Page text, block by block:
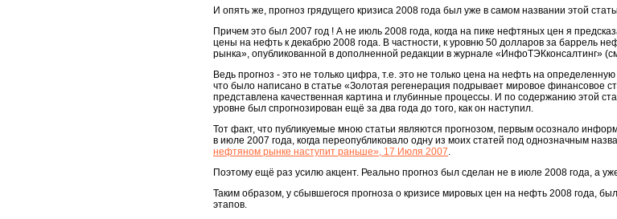
И опять же, прогноз грядущего кризиса 2008 года был уже в самом названии этой
Причем это был 2007 год ! А не июль 2008 года, когда на пике нефтяных цен я
цены на нефть к декабрю 2008 года. В частности, к уровню 50 долларов за баррель
рынка», опубликованной в дополненной редакции в журнале «ИнфоТЭКконсалтинг»
Ведь прогноз - это не только цифра, т.е. это не только цена на нефть на
что было написано в статье «Золотая регенерация подрывает мировое финансовое
представлена качественная картина и глубинные процессы. И по содержанию этой
уровне был спрогнозирован ещё за два года до того, как он наступил.
Тот факт, что публикуемые мною статьи являются прогнозом, первым осознало
в июле 2007 года, когда переопубликовало одну из моих статей под однозначным
нефтяном рынке наступит раньше», 17 Июля 2007.
Поэтому ещё раз усилю акцент. Реально прогноз был сделан не в июле 2008 года, а
Таким образом, у сбывшегося прогноза о кризисе мировых цен на нефть 2008 года,
этапов.